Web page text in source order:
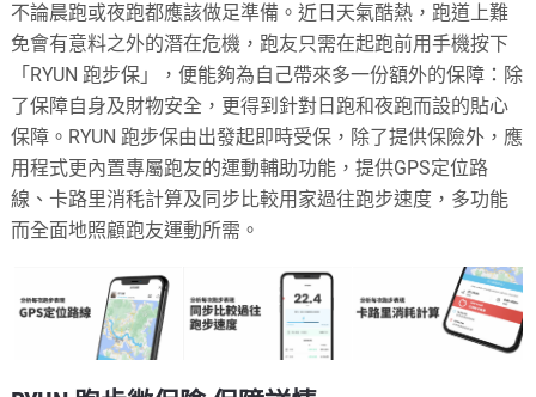
不論晨跑或夜跑都應該做足準備。近日天氣酷熱，跑道上難
免會有意料之外的潛在危機，跑友只需在起跑前用手機按下
「RYUN 跑步保」，便能夠為自己帶來多一份額外的保障：除
了保障自身及財物安全，更得到針對日跑和夜跑而設的貼心
保障。RYUN 跑步保由出發起即時受保，除了提供保險外，應
用程式更內置專屬跑友的運動輔助功能，提供GPS定位路
線、卡路里消秏計算及同步比較用家過往跑步速度，多功能
而全面地照顧跑友運動所需。